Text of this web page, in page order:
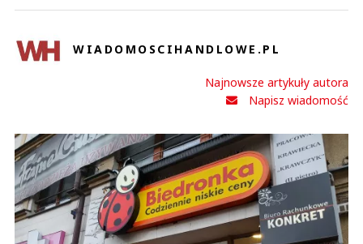
WIADOMOSCIHANDLOWE.PL
Najnowsze artykuły autora
Napisz wiadomość